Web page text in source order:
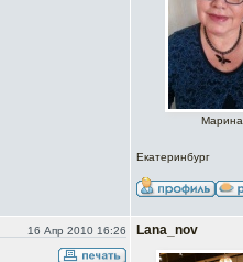
Марина
Екатеринбург
16 Апр 2010 16:26 Lana_nov